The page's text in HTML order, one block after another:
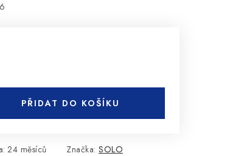
PŘIDAT DO KOŠÍKU
: 24 měsíců Značka: SOLO